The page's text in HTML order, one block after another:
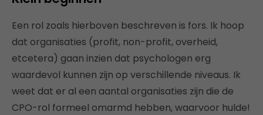
Een rol zoals hierboven beschreven is fors. Ik hoop
dat organisaties (profit, non-profit, overheid,
etcetera) gaan inzien dat psychologen erg
waardevol kunnen zijn op verschillende niveaus. Ik
weet dat er al een aantal organisaties zijn die de
CPO-rol formeel omarmd hebben, waarvoor hulde!